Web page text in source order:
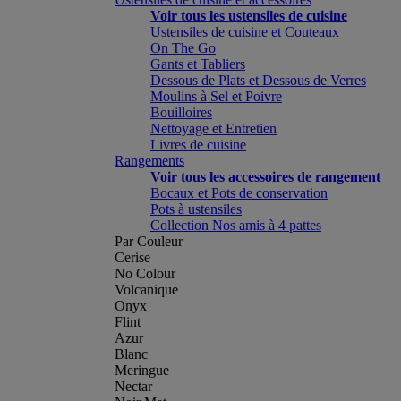
Voir tous les ustensiles de cuisine
Ustensiles de cuisine et Couteaux
On The Go
Gants et Tabliers
Dessous de Plats et Dessous de Verres
Moulins à Sel et Poivre
Bouilloires
Nettoyage et Entretien
Livres de cuisine
Rangements
Voir tous les accessoires de rangement
Bocaux et Pots de conservation
Pots à ustensiles
Collection Nos amis à 4 pattes
Par Couleur
Cerise
No Colour
Volcanique
Onyx
Flint
Azur
Blanc
Meringue
Nectar